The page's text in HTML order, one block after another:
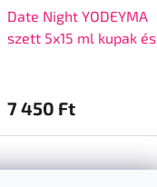
Date Night YODEYMA
szett 5x15 ml kupak és
7 450 Ft